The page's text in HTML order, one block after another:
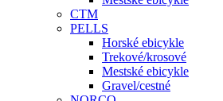
CTM
PELLS
Horské ebicykle
Trekové/krosové
Mestské ebicykle
Gravel/cestné